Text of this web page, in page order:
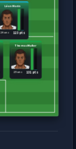
Thomas Muller
131 pts
25 ans
Léon Morin
123 pts
24 ans